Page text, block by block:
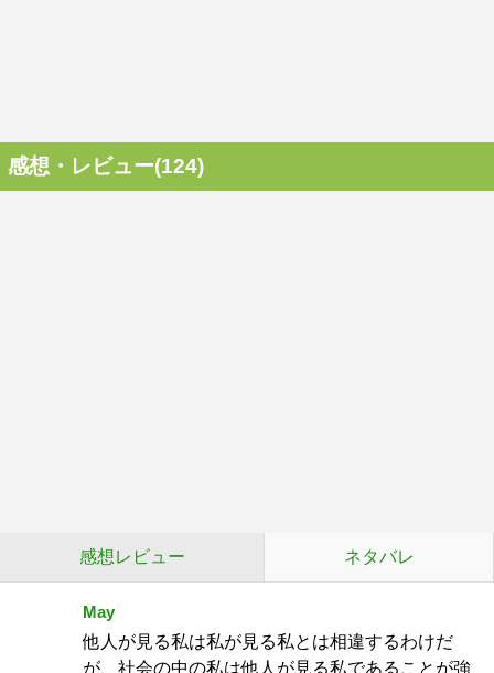
感想・レビュー(124)
感想レビュー ネタバレ
May
他人が見る私は私が見る私とは相違するわけだ
が、社会の中の私は他人が見る私であることが強